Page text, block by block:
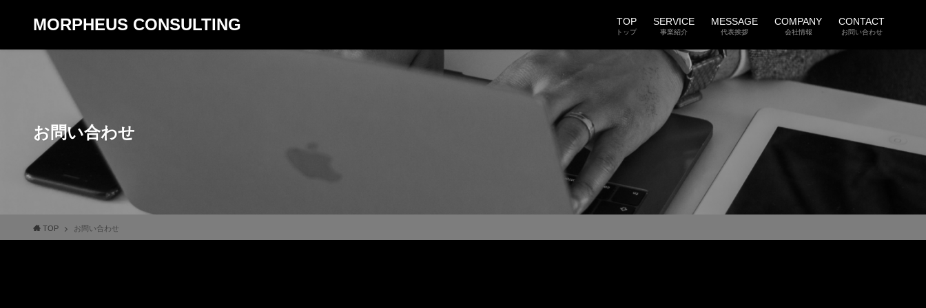
MORPHEUS CONSULTING TOP
トップ
SERVICE
事業紹介
MESSAGE
代表挨拶
COMPANY
会社情報
CONTACT
お問い合わせ
お問い合わせ
TOP お問い合わせ